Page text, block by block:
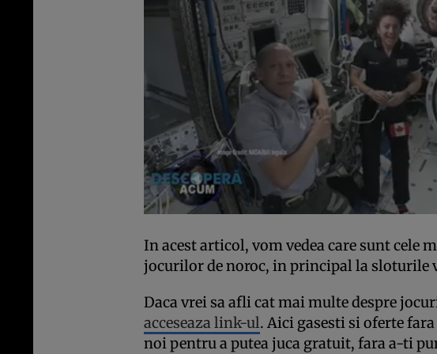
In acest articol, vom vedea care sunt cele
jocurilor de noroc, in principal la sloturile
Daca vrei sa afli cat mai multe despre
acceseaza link-ul. Aici gasesti si oferte
noi pentru a putea juca gratuit, fara a-ti